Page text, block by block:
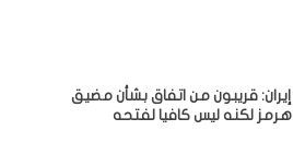
إيران: قريبون من اتفاق بشأن مضيق
هرمز لكنه ليس كافيا لفتحه